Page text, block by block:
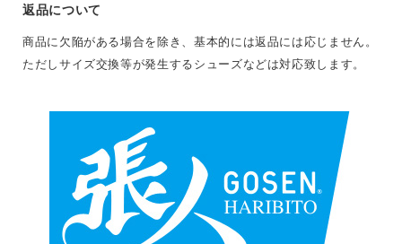
返品について
商品に欠陥がある場合を除き、基本的には返品には応じません。
ただしサイズ交換等が発生するシューズなどは対応致します。